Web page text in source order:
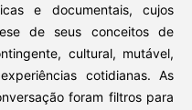
e documentais, cujos
de seus conceitos de
cultural, mutável,
cotidianas. As
foram filtros para